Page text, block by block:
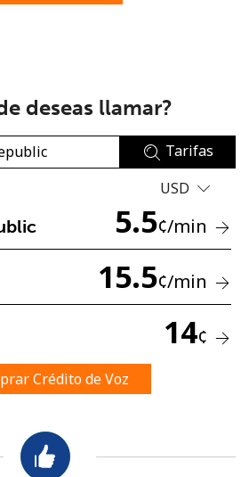
No se ha creado una contraseña
para recibir nuestras mejores
deseas llamar?
Tarifas
USD
5.5¢/min
15.5¢/min
14¢
Crédito de Voz